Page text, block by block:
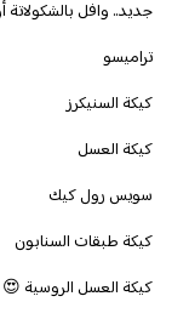
جديد.. وافل بالشكولاتة
تراميسو
كيكة السنيكرز
كيكة العسل
سويس رول كيك
كيكة طبقات السنابون
كيكة العسل الروسية 😍